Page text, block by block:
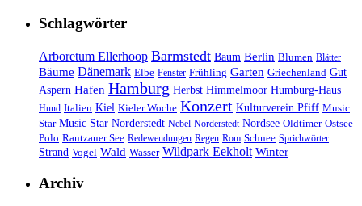
Schlagwörter
Arboretum Ellerhoop Barmstedt Baum Berlin Blumen Blätter
Bäume Dänemark Elbe Fenster Frühling Garten Griechenland Gut
Aspern Hafen Hamburg Herbst Himmelmoor Humburg-Haus
Hund Italien Kiel Kieler Woche Konzert Kulturverein Pfiff Music
Star Music Star Norderstedt Nebel Norderstedt Nordsee Oldtimer Ostsee
Polo Rantzauer See Redewendungen Regen Rom Schnee Sprichwörter
Strand Vogel Wald Wasser Wildpark Eekholt Winter
Archiv